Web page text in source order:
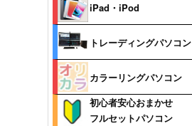
iPad・iPod
トレーディングパソコン
カラーリングパソコン
初心者安心おまかせ
フルセットパソコン